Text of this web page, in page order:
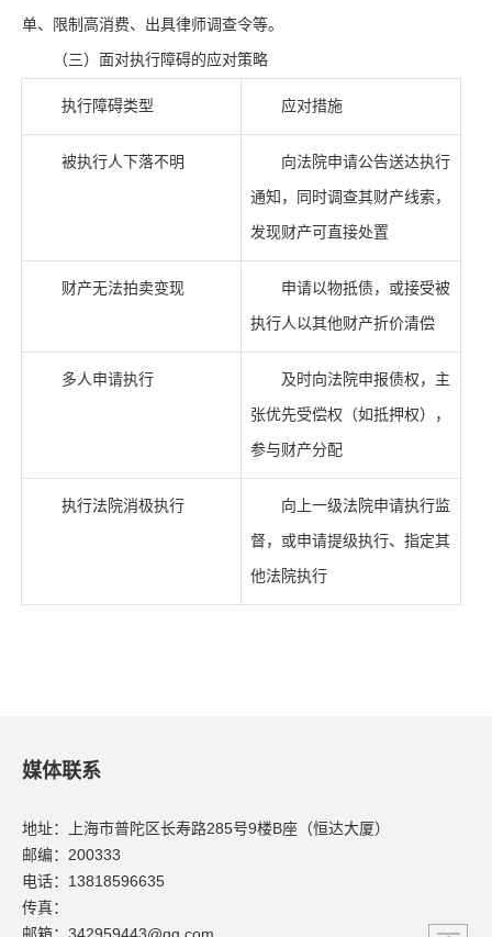
单、限制高消费、出具律师调查令等。
（三）面对执行障碍的应对策略
执行障碍类型 应对措施
被执行人下落不明 向法院申请公告送达执行
通知，同时调查其财产线索，
发现财产可直接处置
财产无法拍卖变现 申请以物抵债，或接受被
执行人以其他财产折价清偿
多人申请执行 及时向法院申报债权，主
张优先受偿权（如抵押权），
参与财产分配
执行法院消极执行 向上一级法院申请执行监
督，或申请提级执行、指定其
他法院执行
媒体联系
地址：上海市普陀区长寿路285号9楼B座（恒达大厦）
邮编：200333
电话：13818596635
传真：